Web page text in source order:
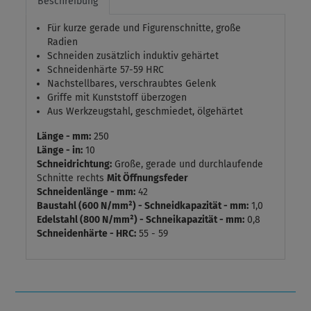
Für kurze gerade und Figurenschnitte, große
Radien
Schneiden zusätzlich induktiv gehärtet
Schneidenhärte 57-59 HRC
Nachstellbares, verschraubtes Gelenk
Griffe mit Kunststoff überzogen
Aus Werkzeugstahl, geschmiedet, ölgehärtet
Länge - mm: 250
Länge - in: 10
Schneidrichtung: Große, gerade und durchlaufende
Schnitte rechtsMit Öffnungsfeder
Schneidenlänge - mm: 42
Baustahl (600 N/mm²) - Schneidkapazität - mm: 1,0
Edelstahl (800 N/mm²) - Schneikapazität - mm: 0,8
Schneidenhärte - HRC: 55 - 59